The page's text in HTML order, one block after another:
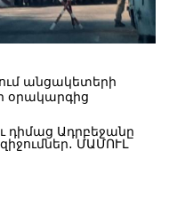
անցակետերի
օրակարգից